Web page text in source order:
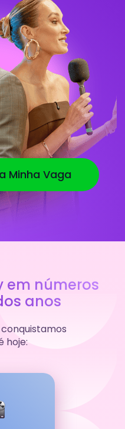
Minha Vaga
em números
anos
hoje: